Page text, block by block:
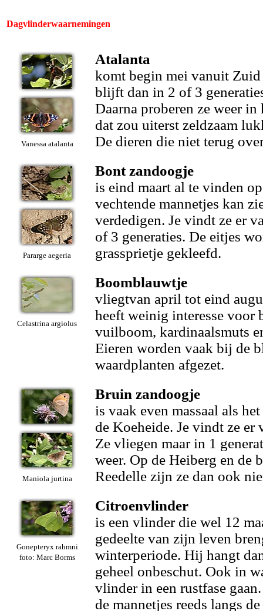
Dagvlinderwaarnemingen
Vanessa atalanta
Atalanta
komt begin mei vanuit Zuid
blijft dan in 2 of 3
Daarna proberen ze weer
dat zou uiterst zeldzaam
De dieren die niet terug
Pararge aegeria
Bont zandoogje
is eind maart al te vinden
vechtende mannetjes kan
verdedigen. Je vindt ze er
of 3 generaties. De eitjes
grassprietje gekleefd.
Celastrina argiolus
Boomblauwtje
vliegtvan april tot eind
heeft weinig interesse voor
vuilboom, kardinaalsmuts
Eieren worden vaak bij de
waardplanten afgezet.
Maniola jurtina
Bruin zandoogje
is vaak even massaal als
de Koeheide. Je vindt ze
Ze vliegen maar in 1
weer. Op de Heiberg en de
Reedelle zijn ze dan ook
Gonepteryx rahmni
foto: Marc Borms
Citroenvlinder
is een vlinder die wel 12
gedeelte van zijn leven
winterperiode. Hij hangt
geheel onbeschut. Ook in
vlinder in een rustfase
de mannetjes reeds langs